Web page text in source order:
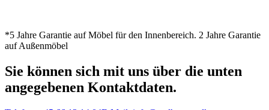
*5 Jahre Garantie auf Möbel für den Innenbereich. 2 Jahre Garantie
auf Außenmöbel
Sie können sich mit uns über die unten
angegebenen Kontaktdaten.